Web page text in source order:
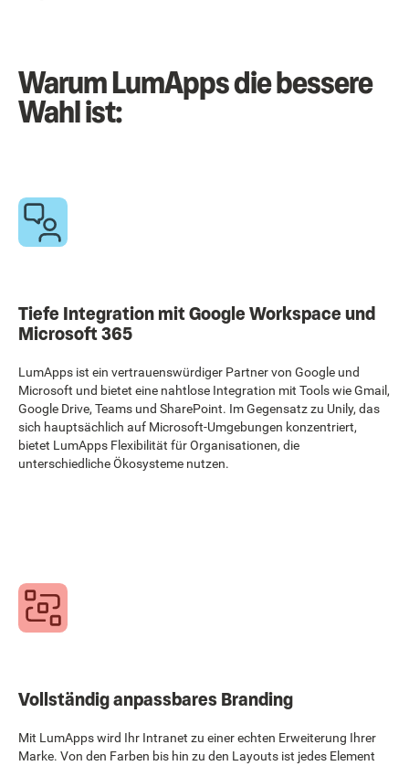
Warum LumApps die bessere
Wahl ist:
Tiefe Integration mit Google Workspace und
Microsoft 365
LumApps ist ein vertrauenswürdiger Partner von Google und
Microsoft und bietet eine nahtlose Integration mit Tools wie Gmail,
Google Drive, Teams und SharePoint. Im Gegensatz zu Unily, das
sich hauptsächlich auf Microsoft-Umgebungen konzentriert,
bietet LumApps Flexibilität für Organisationen, die
unterschiedliche Ökosysteme nutzen.
Vollständig anpassbares Branding
Mit LumApps wird Ihr Intranet zu einer echten Erweiterung Ihrer
Marke. Von den Farben bis hin zu den Layouts ist jedes Element